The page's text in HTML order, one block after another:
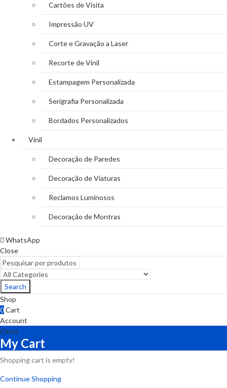
Cartões de Visita
Impressão UV
Corte e Gravação a Laser
Recorte de Vinil
Estampagem Personalizada
Serigrafia Personalizada
Bordados Personalizados
Vinil
Decoração de Paredes
Decoração de Viaturas
Reclamos Luminosos
Decoração de Montras
WhatsApp
Close
Search
Shop
0Cart
Account
Close
My Cart
Shopping cart is empty!
Continue Shopping